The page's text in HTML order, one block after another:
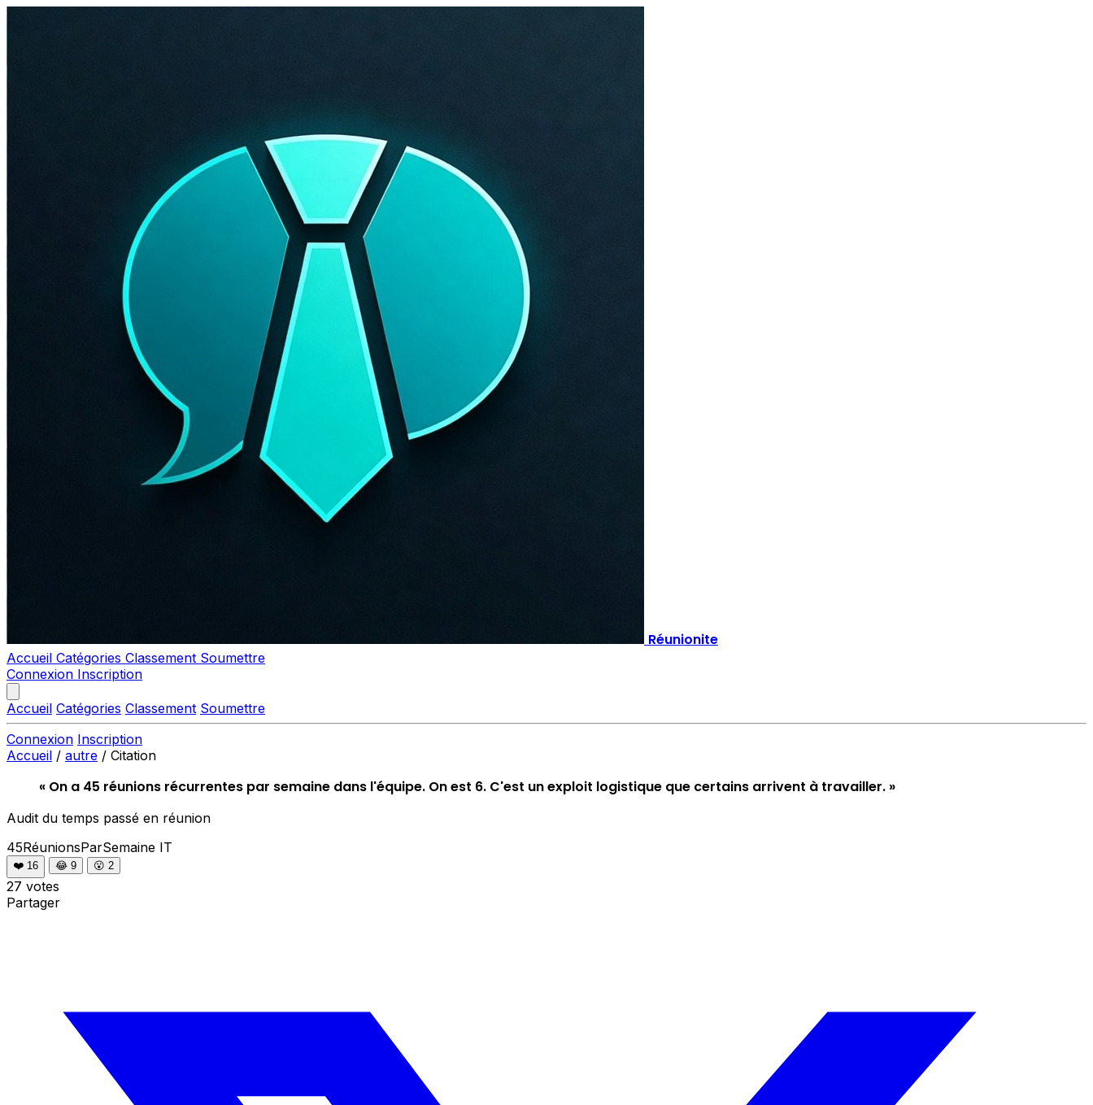
Réunionite
Accueil Catégories Classement Soumettre
Connexion Inscription
Accueil Catégories Classement Soumettre
Connexion Inscription
Accueil / autre / Citation
« On a 45 réunions récurrentes par semaine dans l'équipe. On est 6. C'est un exploit logistique que certains arrivent à travailler. »
Audit du temps passé en réunion
45RéunionsParSemaine IT
❤️ 16 😂 9 😮 2
27 votes
Partager